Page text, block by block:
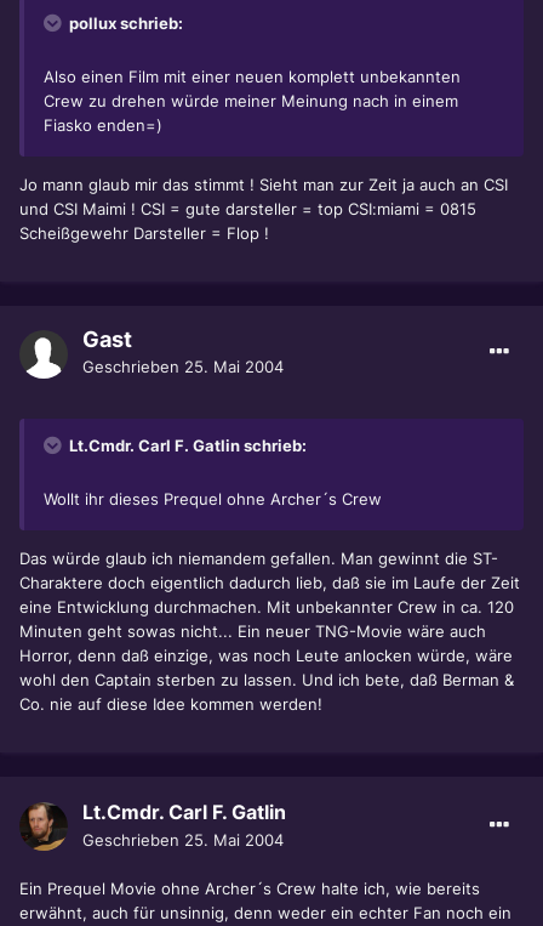
pollux schrieb:
Also einen Film mit einer neuen komplett unbekannten
Crew zu drehen würde meiner Meinung nach in einem
Fiasko enden=)
Jo mann glaub mir das stimmt ! Sieht man zur Zeit ja auch an CSI
und CSI Maimi ! CSI = gute darsteller = top CSI:miami = 0815
Scheißgewehr Darsteller = Flop !
Gast
Geschrieben 25. Mai 2004
Lt.Cmdr. Carl F. Gatlin schrieb:
Wollt ihr dieses Prequel ohne Archer´s Crew
Das würde glaub ich niemandem gefallen. Man gewinnt die ST-
Charaktere doch eigentlich dadurch lieb, daß sie im Laufe der Zeit
eine Entwicklung durchmachen. Mit unbekannter Crew in ca. 120
Minuten geht sowas nicht... Ein neuer TNG-Movie wäre auch
Horror, denn daß einzige, was noch Leute anlocken würde, wäre
wohl den Captain sterben zu lassen. Und ich bete, daß Berman &
Co. nie auf diese Idee kommen werden!
Lt.Cmdr. Carl F. Gatlin
Geschrieben 25. Mai 2004
Ein Prequel Movie ohne Archer´s Crew halte ich, wie bereits
erwähnt, auch für unsinnig, denn weder ein echter Fan noch ein